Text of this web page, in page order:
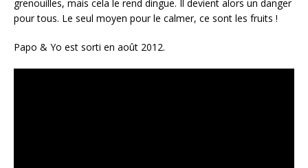
grenouilles, mais cela le rend dingue. Il devient alors un danger
pour tous. Le seul moyen pour le calmer, ce sont les fruits !
Papo & Yo est sorti en août 2012.